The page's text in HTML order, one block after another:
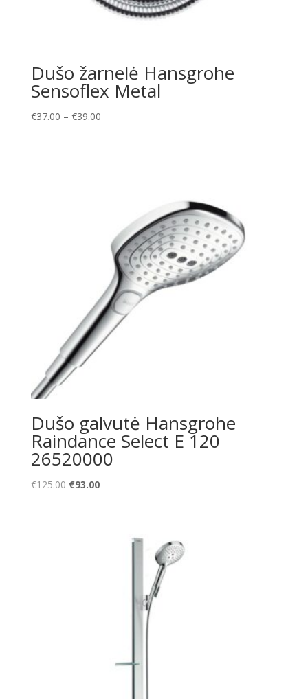
Dušo žarnelė Hansgrohe
Sensoflex Metal
€37.00 – €39.00Price
Dušo galvutė Hansgrohe
Raindance Select E 120
26520000
€125.00 Original
€93.00Current